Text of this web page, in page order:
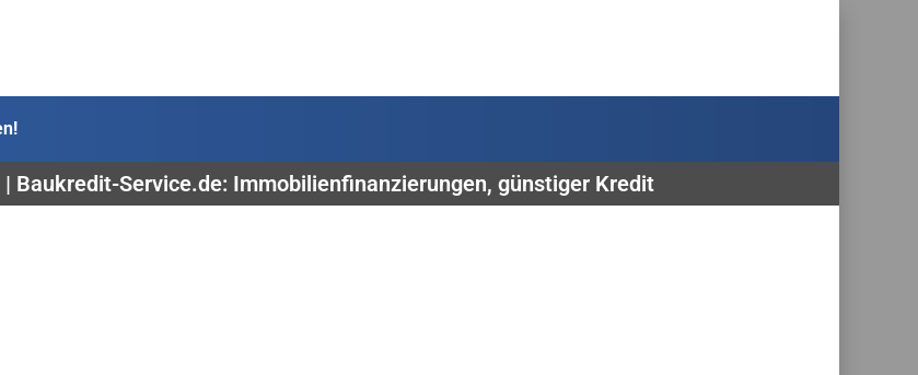
Baukredit-Service.de: Immobilienfinanzierungen, günstiger Kredit